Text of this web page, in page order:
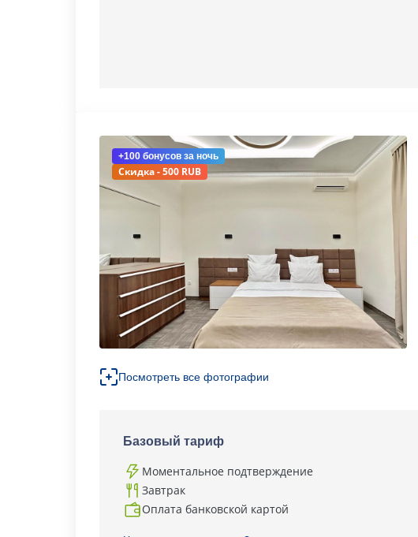
+100 бонусов за ночь
Скидка - 500 RUB
Посмотреть все фотографии
Базовый тариф
Моментальное подтверждение
Завтрак
Оплата банковской картой